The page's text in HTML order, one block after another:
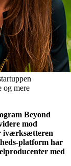
og mere
Beyond
mod
iværksætteren
platform har
med